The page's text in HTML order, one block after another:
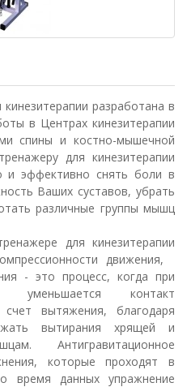
разработана в
в Центрах кинезитерапии
спины и костно-мышечной
для кинезитерапии
эффективно снять боли в
Ваших суставов, убрать
различные группы мышц
для кинезитерапии
движения,
- это процесс, когда при
уменьшается контакт
вытяжения, благодаря
вытирания хрящей и
Антигравитационное
которые проходят в
время данных упражнение